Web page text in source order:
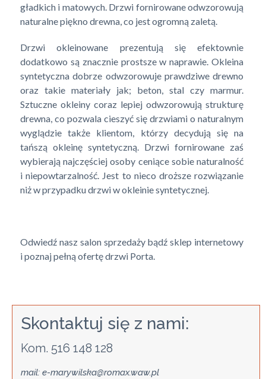
gładkich i matowych. Drzwi fornirowane odwzorowują
naturalne piękno drewna, co jest ogromną zaletą.
Drzwi okleinowane prezentują się efektownie
dodatkowo są znacznie prostsze w naprawie. Okleina
syntetyczna dobrze odwzorowuje prawdziwe drewno
oraz takie materiały jak; beton, stal czy marmur.
Sztuczne okleiny coraz lepiej odwzorowują strukturę
drewna, co pozwala cieszyć się drzwiami o naturalnym
wyglądzie także klientom, którzy decydują się na
tańszą okleinę syntetyczną. Drzwi fornirowane zaś
wybierają najczęściej osoby ceniące sobie naturalność
i niepowtarzalność. Jest to nieco droższe rozwiązanie
niż w przypadku drzwi w okleinie syntetycznej.
Odwiedź nasz salon sprzedaży bądź sklep internetowy
i poznaj pełną ofertę drzwi Porta.
Skontaktuj się z nami:
Kom. 516 148 128
mail: e-marywilska@romax.waw.pl